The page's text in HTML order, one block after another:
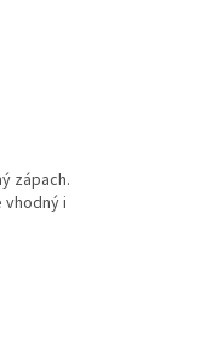
zápach.
vhodný i